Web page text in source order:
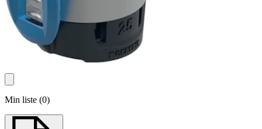
Min liste (0)